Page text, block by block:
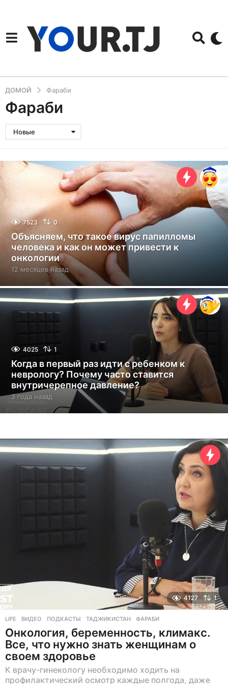
ДОМОЙ Фараби
Фараби
Новые
7523 0
Объясняем, что такое вирус папилломы
человека и как он может привести к
онкологии
12 месяцев назад1
2
м
е
с
а
з
а
4025 1
Когда в первый раз идти с ребенком к
неврологу? Почему часто ставится
внутричерепное давление?
3 года назад
о
н
а
з
4127 1
LIFE ВИДЕО ,ПОДКАСТЫ ,ТАДЖИКИСТАН ,ФАРАБИ
Онкология, беременность, климакс.
Все, что нужно знать женщинам о
своем здоровье
К врачу-гинекологу необходимо ходить на
профилактический осмотр каждые полгода, даже